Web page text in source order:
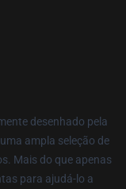
desenhado pela
ampla seleção de
Mais do que apenas
para ajudá-lo a